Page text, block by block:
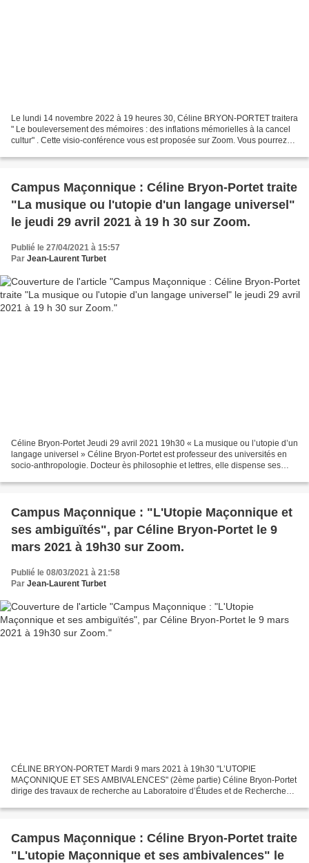
Le lundi 14 novembre 2022 à 19 heures 30, Céline BRYON-PORTET traitera
" Le bouleversement des mémoires : des inflations mémorielles à la cancel
cultur" . Cette visio-conférence vous est proposée sur Zoom. Vous pourrez
Campus Maçonnique : Céline Bryon-Portet traite
"La musique ou l'utopie d'un langage universel"
le jeudi 29 avril 2021 à 19 h 30 sur Zoom.
Publié le 27/04/2021 à 15:57
Par Jean-Laurent Turbet
Céline Bryon-Portet Jeudi 29 avril 2021 19h30 « La musique ou l’utopie d’un
langage universel » Céline Bryon-Portet est professeur des universités en
socio-anthropologie. Docteur ès philosophie et lettres, elle dispense ses
Campus Maçonnique : "L'Utopie Maçonnique et
ses ambiguïtés", par Céline Bryon-Portet le 9
mars 2021 à 19h30 sur Zoom.
Publié le 08/03/2021 à 21:58
Par Jean-Laurent Turbet
CÉLINE BRYON-PORTET Mardi 9 mars 2021 à 19h30 "L’UTOPIE
MAÇONNIQUE ET SES AMBIVALENCES" (2ème partie) Céline Bryon-Portet
dirige des travaux de recherche au Laboratoire d’Études et de Recherches
Campus Maçonnique : Céline Bryon-Portet traite
"L'utopie Maçonnique et ses ambivalences" le